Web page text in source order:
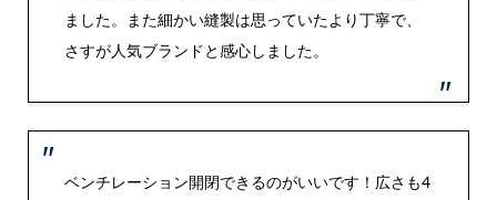
ました。また細かい縫製は思っていたより丁寧で、
さすが人気ブランドと感心しました。
ベンチレーション開閉できるのがいいです！広さも4